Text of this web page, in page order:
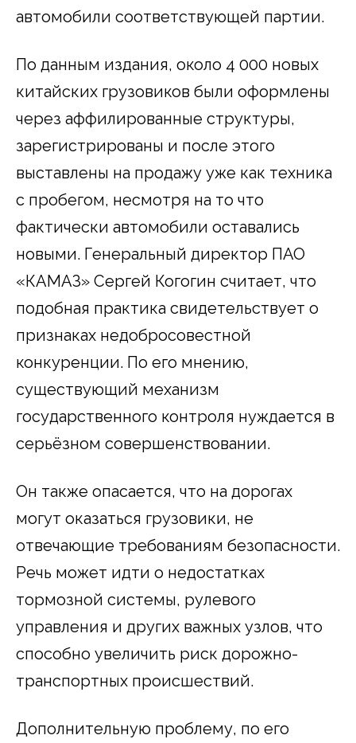
автомобили соответствующей партии.
По данным издания, около 4 000 новых
китайских грузовиков были оформлены
через аффилированные структуры,
зарегистрированы и после этого
выставлены на продажу уже как техника
с пробегом, несмотря на то что
фактически автомобили оставались
новыми. Генеральный директор ПАО
«КАМАЗ» Сергей Когогин считает, что
подобная практика свидетельствует о
признаках недобросовестной
конкуренции. По его мнению,
существующий механизм
государственного контроля нуждается в
серьёзном совершенствовании.
Он также опасается, что на дорогах
могут оказаться грузовики, не
отвечающие требованиям безопасности.
Речь может идти о недостатках
тормозной системы, рулевого
управления и других важных узлов, что
способно увеличить риск дорожно-
транспортных происшествий.
Дополнительную проблему, по его